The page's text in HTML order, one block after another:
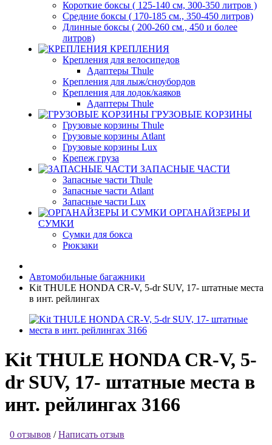
Короткие боксы ( 125-140 см, 300-350 литров )
Средние боксы ( 170-185 см., 350-450 литров)
Длинные боксы ( 200-260 см., 450 и более
литров)
КРЕПЛЕНИЯ
Крепления для велосипедов
Адаптеры Thule
Крепления для лыж/сноубордов
Крепления для лодок/каяков
Адаптеры Thule
ГРУЗОВЫЕ КОРЗИНЫ
Грузовые корзины Thule
Грузовые корзины Atlant
Грузовые корзины Lux
Крепеж груза
ЗАПАСНЫЕ ЧАСТИ
Запасные части Thule
Запасные части Atlant
Запасные части Lux
ОРГАНАЙЗЕРЫ И
СУМКИ
Сумки для бокса
Рюкзаки
Автомобильные багажники
Kit THULE HONDA CR-V, 5-dr SUV, 17- штатные места
в инт. рейлингах
Kit THULE HONDA CR-V, 5-
dr SUV, 17- штатные места в
инт. рейлингах 3166
0 отзывов /Написать отзыв